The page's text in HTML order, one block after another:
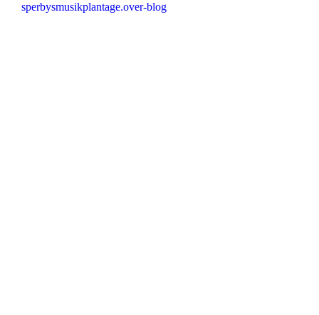
sperbysmusikplantage.over-blog